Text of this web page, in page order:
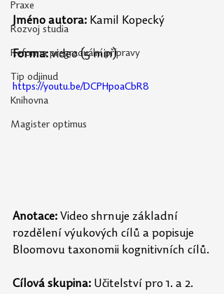
Praxe
Rozvoj studia
Reforma pregraduální přípravy
Tip odjinud
Knihovna
Magister optimus
Jméno autora: Kamil Kopecký
Forma: video (5 min)
https://youtu.be/DCPHpoaCbR8
Anotace: Video shrnuje základní
rozdělení výukových cílů a popisuje
Bloomovu taxonomii kognitivních cílů.
Cílová skupina: Učitelství pro 1. a 2.